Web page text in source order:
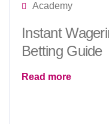
Academy
Instant
Betting Guide
Read more